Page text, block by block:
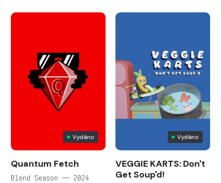
Vydáno
Quantum Fetch
Blend Season — 2024
Vydáno
VEGGIE KARTS: Don't
Get Soup'd!